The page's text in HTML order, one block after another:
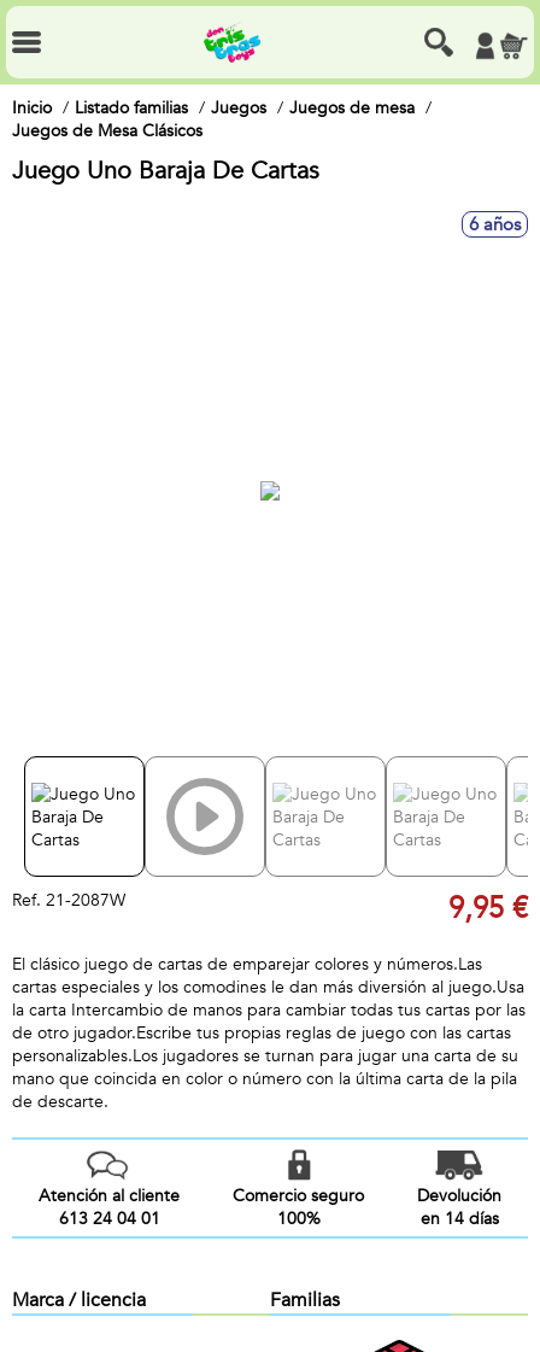
Inicio Listado familias Juegos
Juegos de mesa
Juegos de Mesa Clásicos
Juego Uno Baraja De Cartas
6 años
Ref. 21-2087W 9,95 €
El clásico juego de cartas de emparejar colores y números.Las
cartas especiales y los comodines le dan más diversión al juego.Usa
la carta Intercambio de manos para cambiar todas tus cartas por las
de otro jugador.Escribe tus propias reglas de juego con las cartas
personalizables.Los jugadores se turnan para jugar una carta de su
mano que coincida en color o número con la última carta de la pila
de descarte.
Atención al cliente
613 24 04 01
Comercio seguro
100%
Devolución
en 14 días
Marca / licencia Familias